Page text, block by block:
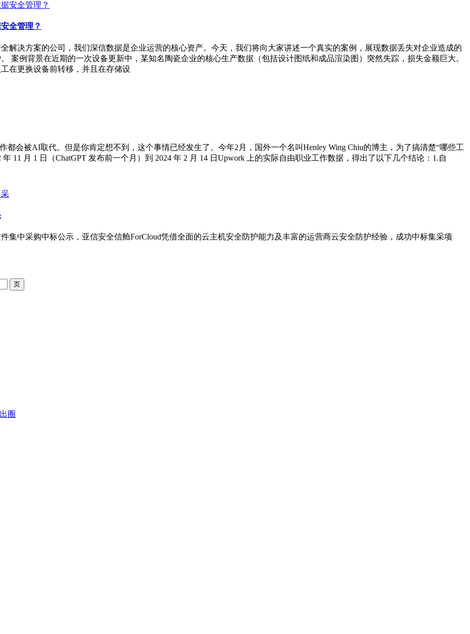
全管理？
解决方案的公司，我们深信数据是企业运营的核心资产。今天，我们将向大家讲述一个真实的案例，展现数据丢失对企业造成的
案例背景在近期的一次设备更新中，某知名陶瓷企业的核心生产数据（包括设计图纸和成品渲染图）突然失踪，损失金额巨大。
在更换设备前转移，并且在存储设
都会被AI取代。但是你肯定想不到，这个事情已经发生了。今年2月，国外一个名叫Henley Wing Chiu的博主，为了搞清楚“哪些工
11 月 1 日（ChatGPT 发布前一个月）到 2024 年 2 月 14 日Upwork 上的实际自由职业工作数据，得出了以下几个结论：1.自
集中采购中标公示，亚信安全信舱ForCloud凭借全面的云主机安全防护能力及丰富的运营商云安全防护经验，成功中标集采项
圈